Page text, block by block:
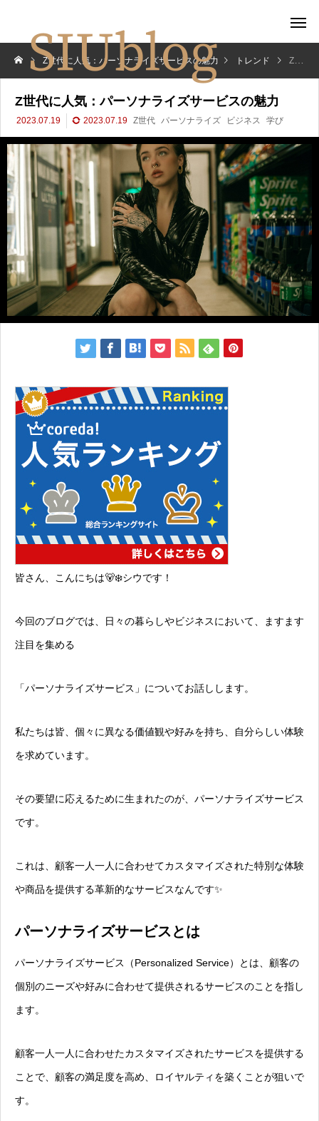
Z世代に人気：パーソナライズサービスの魅力 トレンド Z世代に人気：パーソナライズサービスの魅力
Z世代に人気：パーソナライズサービスの魅力
2023.07.19 2023.07.19 Z世代 パーソナライズ ビジネス 学び
皆さん、こんにちは🐻‍❄️シウです！
今回のブログでは、日々の暮らしやビジネスにおいて、ますます
注目を集める
「パーソナライズサービス」についてお話しします。
私たちは皆、個々に異なる価値観や好みを持ち、自分らしい体験
を求めています。
その要望に応えるために生まれたのが、パーソナライズサービス
です。
これは、顧客一人一人に合わせてカスタマイズされた特別な体験
や商品を提供する革新的なサービスなんです✨
パーソナライズサービスとは
パーソナライズサービス（Personalized Service）とは、顧客の
個別のニーズや好みに合わせて提供されるサービスのことを指し
ます。
顧客一人一人に合わせたカスタマイズされたサービスを提供する
ことで、顧客の満足度を高め、ロイヤルティを築くことが狙いで
す。